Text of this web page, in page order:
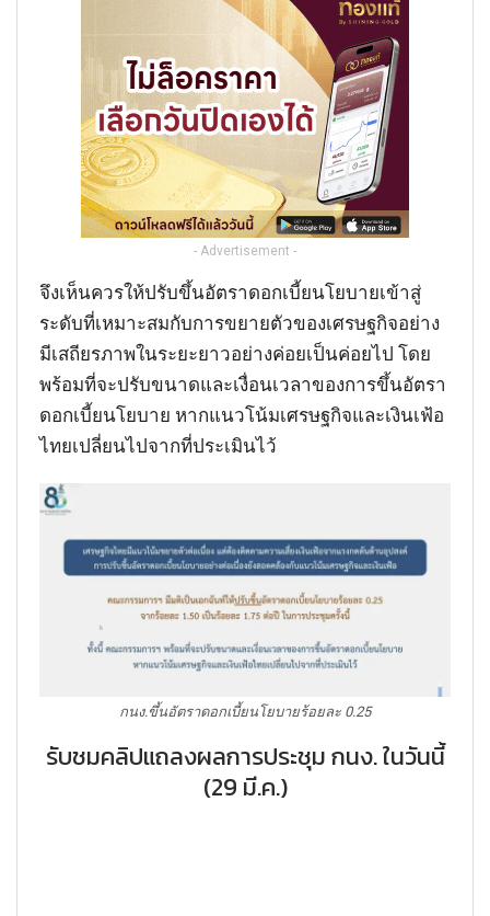
- Advertisement -
จึงเห็นควรให้ปรับขึ้นอัตราดอกเบี้ยนโยบายเข้าสู่
ระดับที่เหมาะสมกับการขยายตัวของเศรษฐกิจอย่าง
มีเสถียรภาพในระยะยาวอย่างค่อยเป็นค่อยไป โดย
พร้อมที่จะปรับขนาดและเงื่อนเวลาของการขึ้นอัตรา
ดอกเบี้ยนโยบาย หากแนวโน้มเศรษฐกิจและเงินเฟ้อ
ไทยเปลี่ยนไปจากที่ประเมินไว้
กนง.ขึ้นอัตราดอกเบี้ยนโยบายร้อยละ 0.25
รับชมคลิปแถลงผลการประชุม กนง. ในวันนี้
(29 มี.ค.)